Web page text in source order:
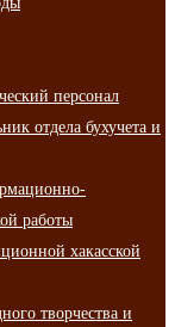
персонал
отдела бухучета и
работы
хакасской
творчества и